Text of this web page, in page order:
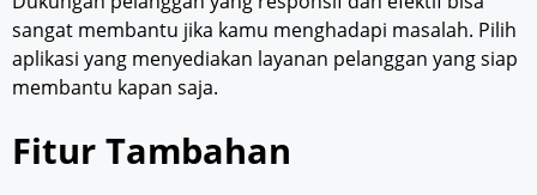
sangat membantu jika kamu menghadapi masalah. Pilih
aplikasi yang menyediakan layanan pelanggan yang siap
membantu kapan saja.
Fitur Tambahan